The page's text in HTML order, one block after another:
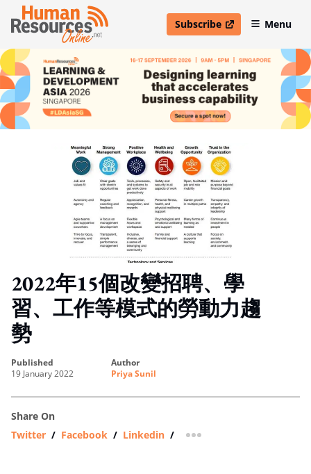
Subscribe
open in new windowMenu
2022年15個改變招聘、學
習、工作等模式的勞動力趨
勢
published
19 January 2022
author
Priya Sunil
Share On
Twitter / Facebook / Linkedin / more sharing option